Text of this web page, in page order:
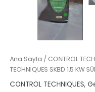
Ana Sayfa / CONTROL
TECHNIQUES SKBD 1,5 KW
CONTROL TECHNIQUES,